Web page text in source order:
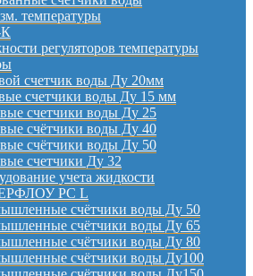
температуры
регуляторов температуры
счетчик воды Ду 20мм
счетчики воды Ду 15 мм
счетчики воды Ду 25
счётчики воды Ду 40
счётчики воды Ду 50
счетчики Ду 32
учета жидкости
РС L
счётчики воды Ду 50
счётчики воды Ду 65
счётчики воды Ду 80
счётчики воды Ду100